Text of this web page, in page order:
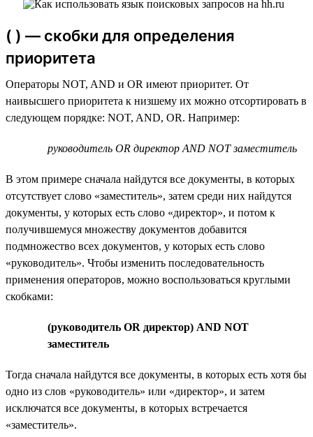
( ) — скобки для определения
приоритета
Операторы NOT, AND и OR имеют приоритет. От
наивысшего приоритета к низшему их можно отсортировать в
следующем порядке: NOT, AND, OR. Например:
руководитель OR директор AND NOT заместитель
В этом примере сначала найдутся все документы, в которых
отсутствует слово «заместитель», затем среди них найдутся
документы, у которых есть слово «директор», и потом к
получившемуся множеству документов добавится
подмножество всех документов, у которых есть слово
«руководитель». Чтобы изменить последовательность
применения операторов, можно воспользоваться круглыми
скобками:
(руководитель OR директор) AND NOT
заместитель
Тогда сначала найдутся все документы, в которых есть хотя бы
одно из слов «руководитель» или «директор», и затем
исключатся все документы, в которых встречается
«заместитель».